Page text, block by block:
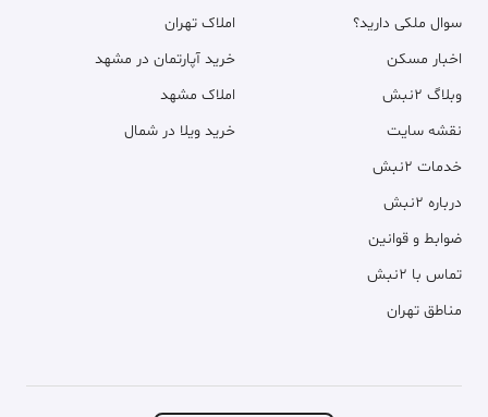
سوال ملکی دارید؟
اخبار مسکن
وبلاگ ۲نبش
نقشه سایت
خدمات ۲نبش
درباره ۲نبش
ضوابط و قوانین
تماس با ۲نبش
مناطق تهران
املاک تهران
خرید آپارتمان در مشهد
املاک مشهد
خرید ویلا در شمال